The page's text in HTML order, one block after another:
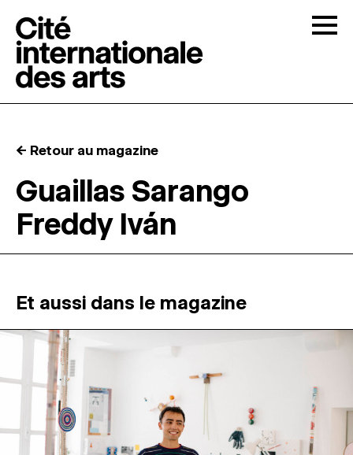
RÉSIDENCES ↓
MAGAZINE
ESPACES DE PRATIQUE ARTISTIQUE
← Retour au magazine
Guaillas Sarango
Freddy Iván
Et aussi dans le magazine